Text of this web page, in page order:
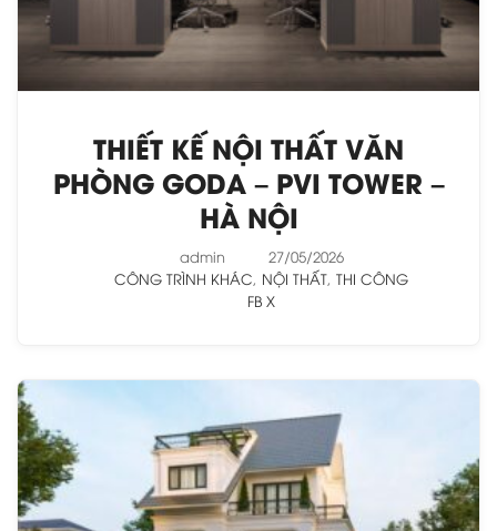
THIẾT KẾ NỘI THẤT VĂN
PHÒNG GODA – PVI TOWER –
HÀ NỘI
admin
27/05/2026
CÔNG TRÌNH KHÁC, NỘI THẤT, THI CÔNG
FB X